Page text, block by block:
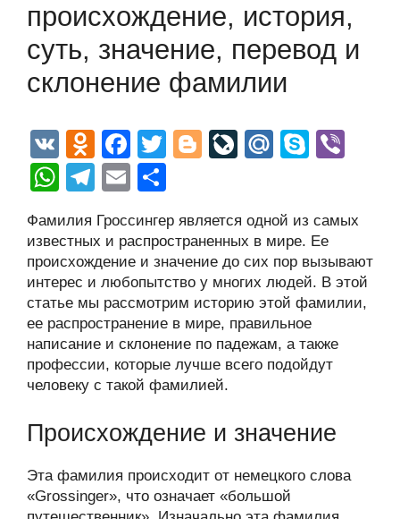
происхождение, история,
суть, значение, перевод и
склонение фамилии
V
K
O
d
n
o
kl
a
ss
ni
ki
F
a
c
e
b
o
o
k
T
er
Bl
g
er
Li
J
o
ur
n
al
M
u
S
e
W
at
s
A
p
p
T
e
gr
a
m
E
ail р
а
в
и
ть
Фамилия Гроссингер является одной из самых
известных и распространенных в мире. Ее
происхождение и значение до сих пор вызывают
интерес и любопытство у многих людей. В этой
статье мы рассмотрим историю этой фамилии,
ее распространение в мире, правильное
написание и склонение по падежам, а также
профессии, которые лучше всего подойдут
человеку с такой фамилией.
Происхождение и значение
Эта фамилия происходит от немецкого слова
«Grossinger», что означает «большой